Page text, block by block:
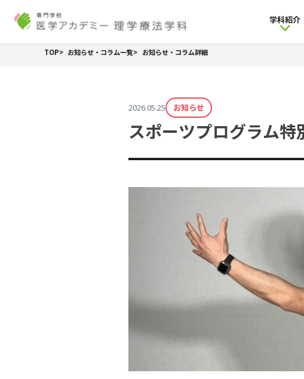
content
学科紹介
TOP
お知らせ・コラム一覧 お知らせ・コラム詳細
2026.05.25 お知らせ
スポーツプログラム特